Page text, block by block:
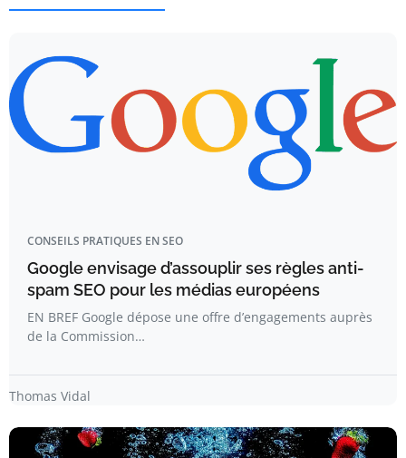
CONSEILS PRATIQUES EN SEO
Google envisage d’assouplir ses règles anti-
spam SEO pour les médias européens
EN BREF Google dépose une offre d’engagements auprès
de la Commission…
Thomas Vidal